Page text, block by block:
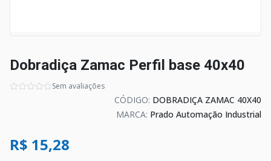
Dobradiça Zamac Perfil base 40x40
Sem avaliações
CÓDIGO: DOBRADIÇA ZAMAC 40X40
MARCA: Prado Automação Industrial
R$ 15,28